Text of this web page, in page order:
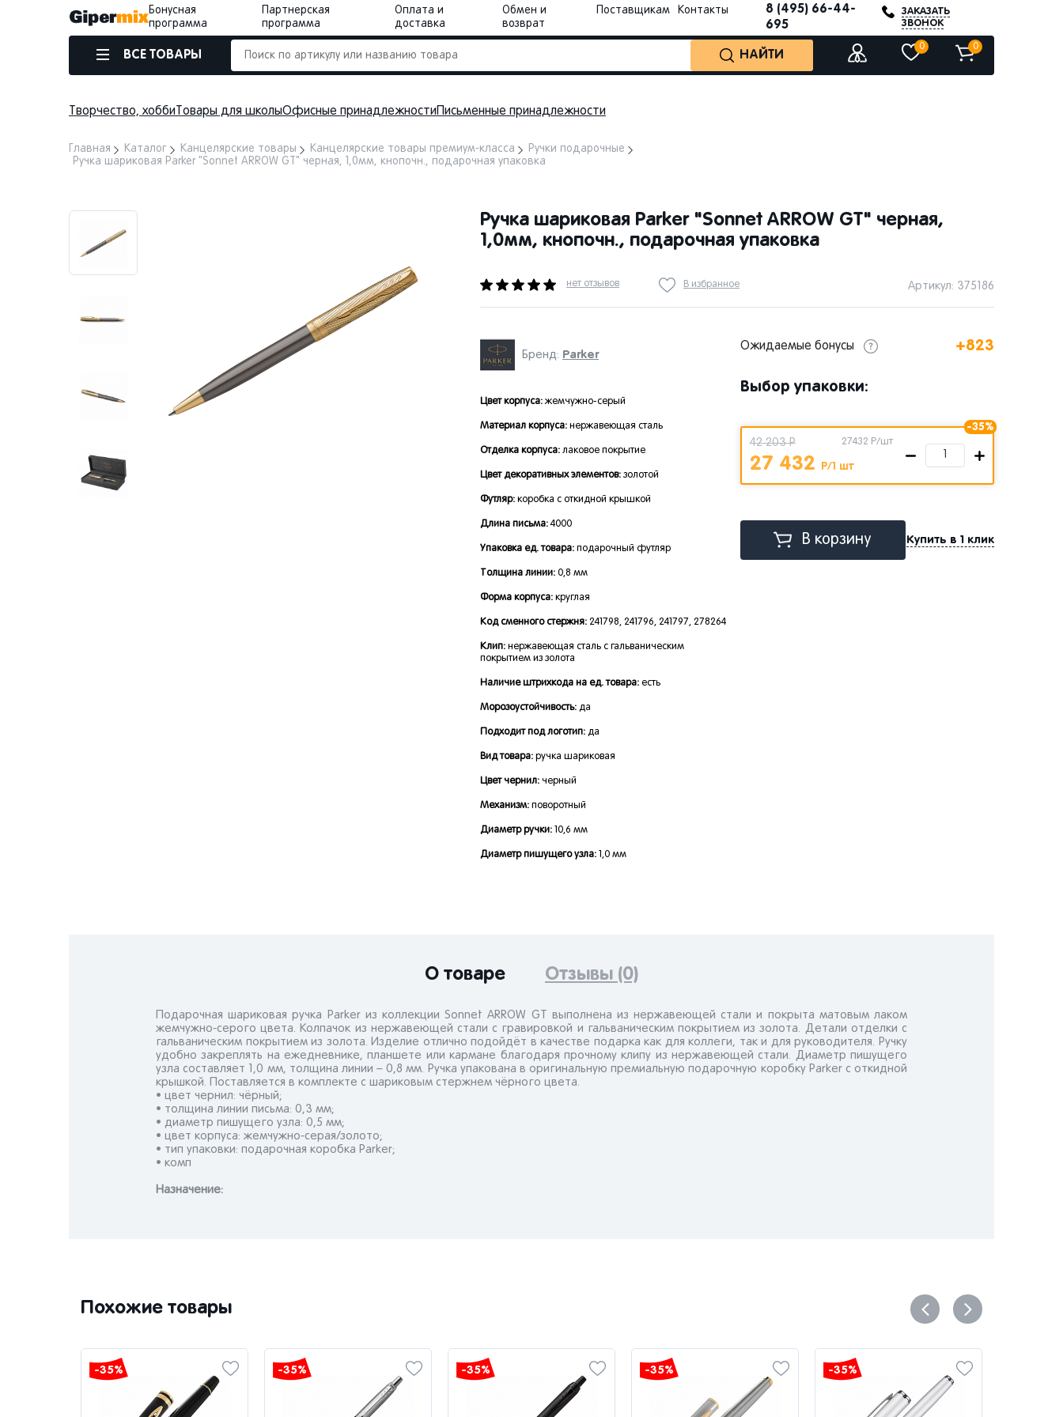
Бонусная
программа
Партнерская
программа
Оплата и
доставка
Обмен и
возврат
Поставщикам Контакты
8 (495) 66-44-
695
ЗАКАЗАТЬ
ЗВОНОК
ВСЕ ТОВАРЫ НАЙТИ
0 0
Творчество, хобби Товары для школыОфисные принадлежностиПисьменные принадлежности
Главная Каталог Канцелярские товары Канцелярские товары премиум-класса
Ручки подарочные
Ручка шариковая Parker "Sonnet ARROW GT" черная, 1,0мм, кнопочн., подарочная упаковка
Ручка шариковая Parker "Sonnet ARROW GT" черная,
1,0мм, кнопочн., подарочная упаковка
нет отзывов В избранное Артикул: 375186
Бренд: Parker
Цвет корпуса: жемчужно-серый
Материал корпуса: нержавеющая сталь
Отделка корпуса: лаковое покрытие
Цвет декоративных элементов: золотой
Футляр: коробка с откидной крышкой
Длина письма: 4000
Упаковка ед. товара: подарочный футляр
Толщина линии: 0,8 мм
Форма корпуса: круглая
Код сменного стержня: 241798, 241796, 241797, 278264
Клип: нержавеющая сталь с гальваническим
покрытием из золота
Наличие штрихкода на ед. товара: есть
Морозоустойчивость: да
Подходит под логотип: да
Вид товара: ручка шариковая
Цвет чернил: черный
Механизм: поворотный
Диаметр ручки: 10,6 мм
Диаметр пишущего узла: 1,0 мм
Ожидаемые бонусы +823
Выбор упаковки:
-35%
42 203 Р
27 432 Р/1 шт
27432 Р/шт
В корзину Купить в 1 клик
О товаре Отзывы (0)
Подарочная шариковая ручка Parker из коллекции Sonnet ARROW GT выполнена из нержавеющей стали и покрыта матовым лаком
жемчужно-серого цвета. Колпачок из нержавеющей стали с гравировкой и гальваническим покрытием из золота. Детали отделки с
гальваническим покрытием из золота. Изделие отлично подойдёт в качестве подарка как для коллеги, так и для руководителя. Ручку
удобно закреплять на ежедневнике, планшете или кармане благодаря прочному клипу из нержавеющей стали. Диаметр пишущего
узла составляет 1,0 мм, толщина линии – 0,8 мм. Ручка упакована в оригинальную премиальную подарочную коробку Parker c откидной
крышкой. Поставляется в комплекте с шариковым стержнем чёрного цвета.
• цвет чернил: чёрный;
• толщина линии письма: 0,3 мм;
• диаметр пишущего узла: 0,5 мм;
• цвет корпуса: жемчужно-серая/золото;
• тип упаковки: подарочная коробка Parker;
• комп
Назначениe:
Похожие товары
-35% -35% -35% -35% -35%